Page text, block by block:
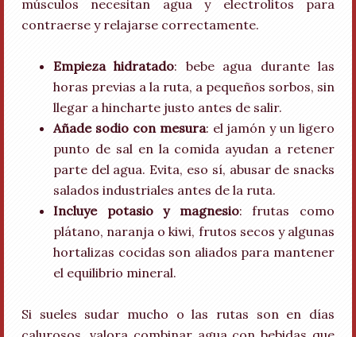
músculos necesitan agua y electrolitos para
contraerse y relajarse correctamente.
Empieza hidratado: bebe agua durante las
horas previas a la ruta, a pequeños sorbos, sin
llegar a hincharte justo antes de salir.
Añade sodio con mesura: el jamón y un ligero
punto de sal en la comida ayudan a retener
parte del agua. Evita, eso sí, abusar de snacks
salados industriales antes de la ruta.
Incluye potasio y magnesio: frutas como
plátano, naranja o kiwi, frutos secos y algunas
hortalizas cocidas son aliados para mantener
el equilibrio mineral.
Si sueles sudar mucho o las rutas son en días